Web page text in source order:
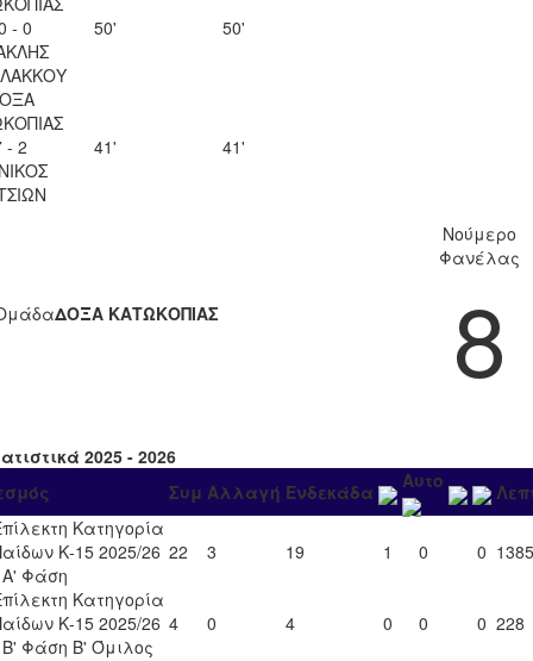
- 0
50' 50'
- 2
41' 41'
ΔΟΞΑ ΚΑΤΩΚΟΠΙΑΣ
Νούμερο
Φανέλας
8
2025 - 2026
Συμ Αλλαγή Ενδεκάδα Αυτο
Κατηγορία
Κ-15 2025/26
Φάση
22 3 19 1 0 0 1385
Κατηγορία
Κ-15 2025/26
Φάση Β' Όμιλος
4 0 4 0 0 0 228